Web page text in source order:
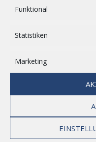
Funktional
Statistiken
Marketing
​Wildflecken, das ist
Weil aber natürlich
mit Bildern machen die
zeigen. Deshalb möchte
zu schicken – ein Bild,
„Das ist mein
Aus einigen würde ich
dann nächstes Jahr
anderen im Briefkasten